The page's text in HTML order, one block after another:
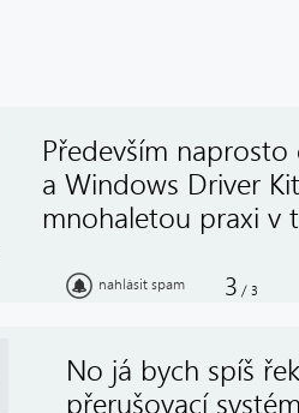
Především
a Windows Driver
mnohaletou praxi v
nahlásit spam 3 / 3
No já bych spíš
přerušovací